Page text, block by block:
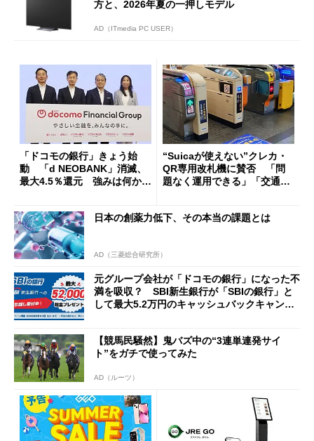
方と、2026年夏の一押しモデル
AD（ITmedia PC USER）
「ドコモの銀行」きょう始
動 「d NEOBANK」消滅、
最大4.5％還元 強みは何か解
“Suicaが使えない”クレカ・
QR専用改札機に賛否 「問
題なく運用できる」「交通系I
日本の創薬力低下、その本当の課題とは
AD（三菱総合研究所）
元グループ会社が「ドコモの銀行」になった不
満を吸収？ SBI新生銀行が「SBIの銀行」と
して最大5.2万円のキャッシュバックキャンペ
【競馬民騒然】鬼バズ中の“3連単連発サイ
ト”をガチで使ってみた
AD（ルーツ）